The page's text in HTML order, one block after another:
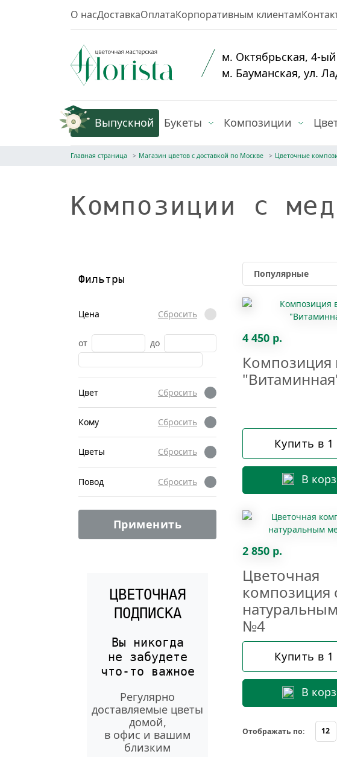
О насДоставкаОплатаКорпоративным клиентам
м. Октябрьская, 4-
м. Бауманская, ул.
Выпускной Букеты Композиции
Главная страница Магазин цветов с доставкой по Москве Цветочные
Композиции с
Фильтры
Цена Сбросить
от до
Цвет Сбросить
Кому Сбросить
Цветы Сбросить
Повод Сбросить
ЦВЕТОЧНАЯ
ПОДПИСКА
Вы никогда
не забудете
что-то важное
Регулярно
доставляемые цветы
домой,
в офис и вашим
близким
4 450 р.
Композиция
Купить в 1
В
2 850 р.
Цветочная
композиция
№4
Купить в 1
В
Отображать по: 12